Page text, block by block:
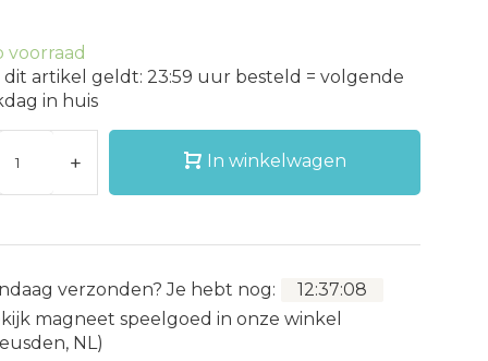
voorraad
dit artikel geldt: 23:59 uur besteld = volgende
in huis
+ In winkelwagen
verzonden? Je hebt nog: 12:37:06
magneet speelgoed in onze winkel
NL)